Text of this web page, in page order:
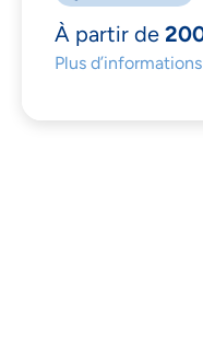
À partir de
Plus d’informations